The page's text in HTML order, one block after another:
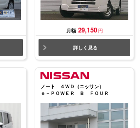
月額 29,150 円
詳しく見る
ノート ４ＷＤ（ニッサン）
ｅ－ＰＯＷＥＲ Ｂ ＦＯＵＲ